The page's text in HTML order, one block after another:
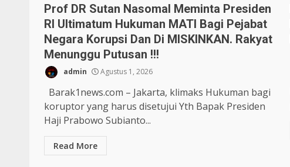
Prof DR Sutan Nasomal Meminta Presiden
RI Ultimatum Hukuman MATI Bagi Pejabat
Negara Korupsi Dan Di MISKINKAN. Rakyat
Menunggu Putusan !!!
admin Agustus 1, 2026
Barak1news.com – Jakarta, klimaks Hukuman bagi
koruptor yang harus disetujui Yth Bapak Presiden
Haji Prabowo Subianto...
Read More